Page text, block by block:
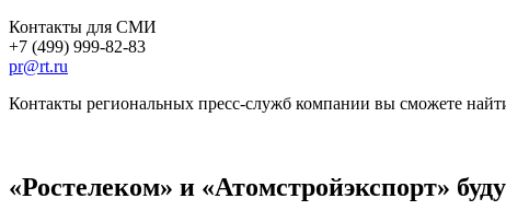
Контакты для СМИ
+7 (499) 999-82-83
pr@rt.ru
Контакты региональных пресс-служб компании вы сможете
«Ростелеком» и «Атомстройэкспорт»